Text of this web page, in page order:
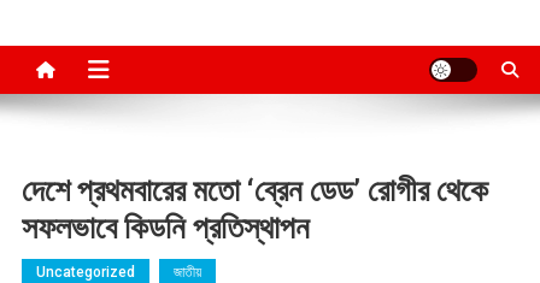
দেশে প্রথমবারের মতো ‘ব্রেন ডেড’ রোগীর থেকে
সফলভাবে কিডনি প্রতিস্থাপন
Uncategorized জাতীয়